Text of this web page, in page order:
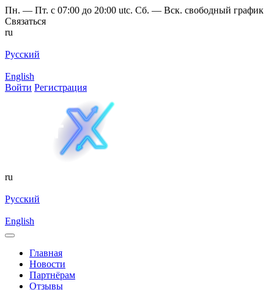
Пн. — Пт. с 07:00 до 20:00 utc. Сб. — Вск. свободный график
Связаться
ru
Русский
English
Войти Регистрация
ru
Русский
English
Главная
Новости
Партнёрам
Отзывы